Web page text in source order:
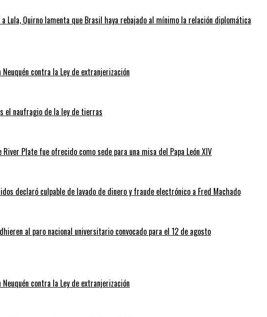
Lula, Quirno lamenta que Brasil haya rebajado al mínimo la relación diplomática
contra la Ley de extranjerización
el naufragio de la ley de tierras
Plate fue ofrecido como sede para una misa del Papa León XIV
declaró culpable de lavado de dinero y fraude electrónico a Fred Machado
al paro nacional universitario convocado para el 12 de agosto
contra la Ley de extranjerización